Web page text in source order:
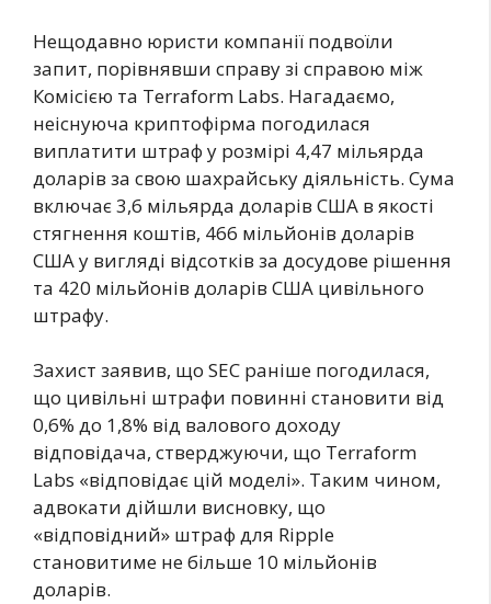
Нещодавно юристи компанії подвоїли
запит, порівнявши справу зі справою між
Комісією та Terraform Labs. Нагадаємо,
неіснуюча криптофірма погодилася
виплатити штраф у розмірі 4,47 мільярда
доларів за свою шахрайську діяльність. Сума
включає 3,6 мільярда доларів США в якості
стягнення коштів, 466 мільйонів доларів
США у вигляді відсотків за досудове рішення
та 420 мільйонів доларів США цивільного
штрафу.
Захист заявив, що SEC раніше погодилася,
що цивільні штрафи повинні становити від
0,6% до 1,8% від валового доходу
відповідача, стверджуючи, що Terraform
Labs «відповідає цій моделі». Таким чином,
адвокати дійшли висновку, що
«відповідний» штраф для Ripple
становитиме не більше 10 мільйонів
доларів.